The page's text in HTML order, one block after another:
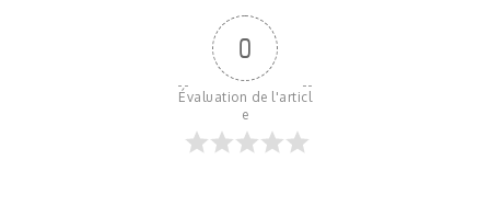
0
Évaluation de l'articl
e